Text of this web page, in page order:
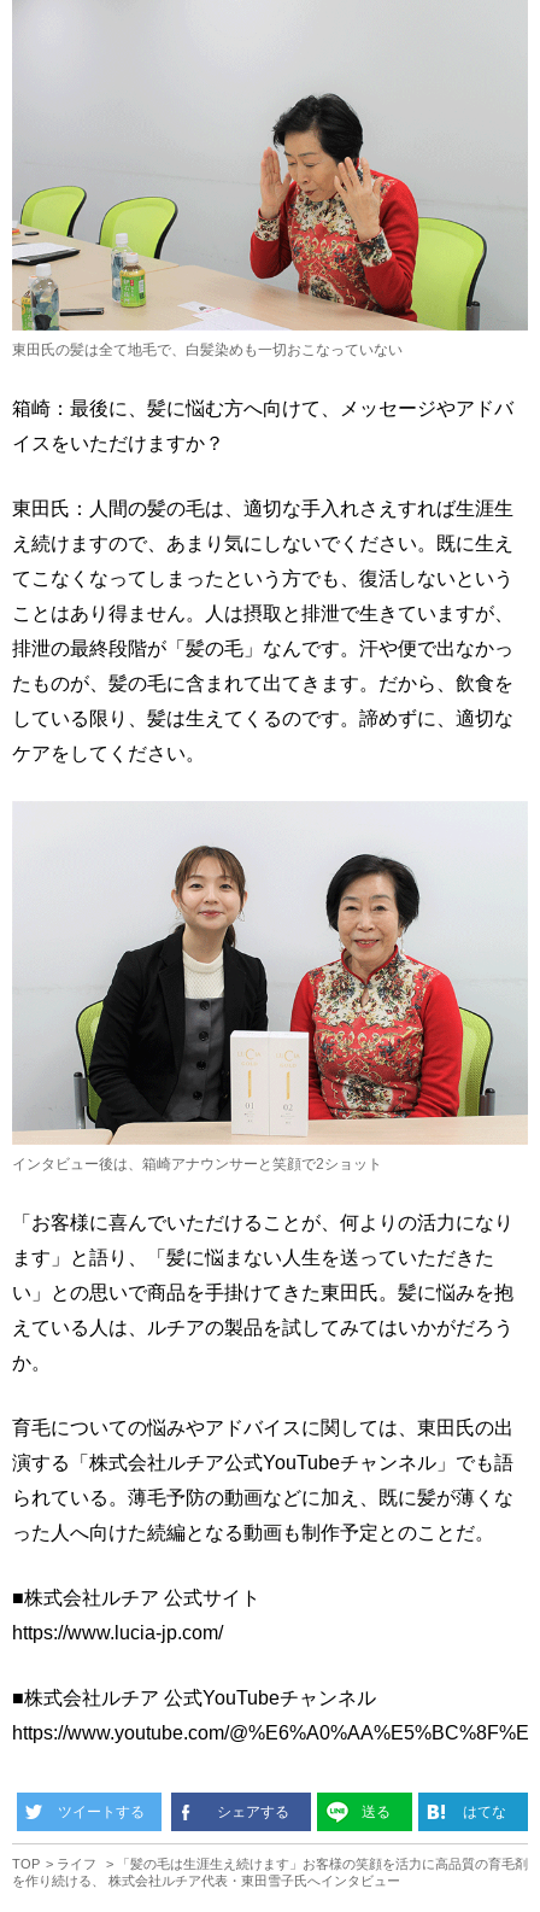
東田氏の髪は全て地毛で、白髪染めも一切おこなっていない
箱崎：最後に、髪に悩む方へ向けて、メッセージやアドバ
イスをいただけますか？
東田氏：人間の髪の毛は、適切な手入れさえすれば生涯生
え続けますので、あまり気にしないでください。既に生え
てこなくなってしまったという方でも、復活しないという
ことはあり得ません。人は摂取と排泄で生きていますが、
排泄の最終段階が「髪の毛」なんです。汗や便で出なかっ
たものが、髪の毛に含まれて出てきます。だから、飲食を
している限り、髪は生えてくるのです。諦めずに、適切な
ケアをしてください。
インタビュー後は、箱崎アナウンサーと笑顔で2ショット
「お客様に喜んでいただけることが、何よりの活力になり
ます」と語り、「髪に悩まない人生を送っていただきた
い」との思いで商品を手掛けてきた東田氏。髪に悩みを抱
えている人は、ルチアの製品を試してみてはいかがだろう
か。
育毛についての悩みやアドバイスに関しては、東田氏の出
演する「株式会社ルチア公式YouTubeチャンネル」でも語
られている。薄毛予防の動画などに加え、既に髪が薄くな
った人へ向けた続編となる動画も制作予定とのことだ。
■株式会社ルチア 公式サイト
https://www.lucia-jp.com/
■株式会社ルチア 公式YouTubeチャンネル
https://www.youtube.com/
ツイートする シェアする 送る はてな
TOP ライフ
「髪の毛は生涯生え続けます」お客様の笑顔を活力に高品質の育毛剤
を作り続ける、 株式会社ルチア代表・東田雪子氏へインタビュー